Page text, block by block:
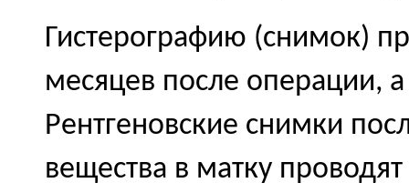
Гистерографию (снимок)
месяцев после операции,
Рентгеновские снимки
вещества в матку